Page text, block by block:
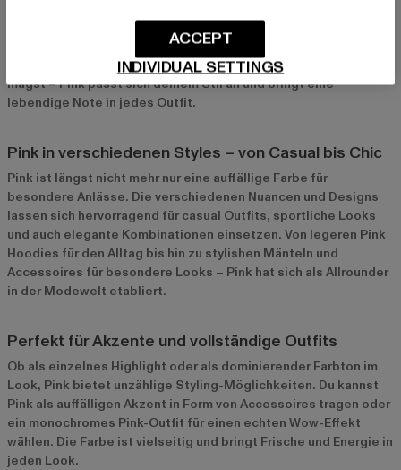
hin zu kräftigem Fuchsia oder Neonpink. Diese Vielfalt macht es
leicht, den Farbton in unterschiedliche Looks einzubinden.
Egal, ob du es dezent und romantisch oder auffällig und mutig
magst – Pink passt sich deinem Stil an und bringt eine
lebendige Note in jedes Outfit.
Pink in verschiedenen Styles – von Casual bis Chic
Pink ist längst nicht mehr nur eine auffällige Farbe für
besondere Anlässe. Die verschiedenen Nuancen und Designs
lassen sich hervorragend für casual Outfits, sportliche Looks
und auch elegante Kombinationen einsetzen. Von legeren Pink
Hoodies für den Alltag bis hin zu stylishen Mänteln und
Accessoires für besondere Looks – Pink hat sich als Allrounder
in der Modewelt etabliert.
Perfekt für Akzente und vollständige Outfits
Ob als einzelnes Highlight oder als dominierender Farbton im
Look, Pink bietet unzählige Styling-Möglichkeiten. Du kannst
Pink als auffälligen Akzent in Form von Accessoires tragen oder
ein monochromes Pink-Outfit für einen echten Wow-Effekt
wählen. Die Farbe ist vielseitig und bringt Frische und Energie in
jeden Look.
INDIVIDUAL SETTINGS
ACCEPT